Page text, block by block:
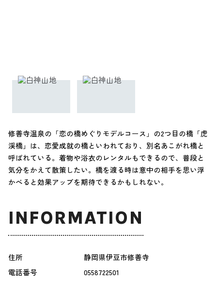
修善寺温泉の「恋の橋めぐりモデルコース」の2つ目の橋「虎
渓橋」は、恋愛成就の橋といわれており、別名あこがれ橋と
呼ばれている。着物や浴衣のレンタルもできるので、普段と
気分をかえて散策したい。橋を渡る時は意中の相手を思い浮
かべると効果アップを期待できるかもしれない。
INFORMATION
住所
静岡県伊豆市修善寺
電話番号
0558722501